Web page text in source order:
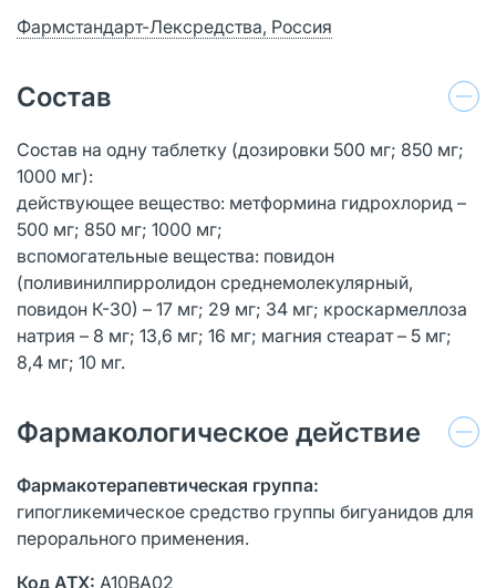
Фармстандарт-Лексредства, Россия
Состав
Состав на одну таблетку (дозировки 500 мг; 850 мг;
1000 мг):
действующее вещество: метформина гидрохлорид –
500 мг; 850 мг; 1000 мг;
вспомогательные вещества: повидон
(поливинилпирролидон среднемолекулярный,
повидон К-30) – 17 мг; 29 мг; 34 мг; кроскармеллоза
натрия – 8 мг; 13,6 мг; 16 мг; магния стеарат – 5 мг;
8,4 мг; 10 мг.
Фармакологическое действие
Фармакотерапевтическая группа:
гипогликемическое средство группы бигуанидов для
перорального применения.
Код ATX: А10ВА02